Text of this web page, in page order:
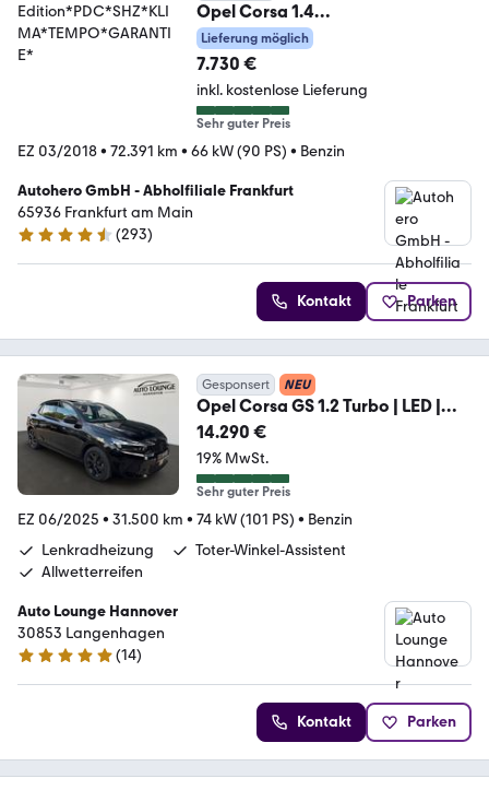
Opel Corsa 1.4
Edition*PDC*SHZ*KLIMA*TEMPO
*GARANTIE*
Lieferung möglich
7.730 €
inkl. kostenlose Lieferung
Sehr guter Preis
EZ 03/2018• 72.391 km • 66 kW (90 PS) • Benzin
Autohero GmbH - Abholfiliale Frankfurt
65936 Frankfurt am Main
4.6 Sterne
(293)
Kontakt Parken
Gesponsert NEU
Opel Corsa GS 1.2 Turbo | LED |
Sitzheizung | CarPlay
14.290 €
19% MwSt.
Sehr guter Preis
EZ 06/2025 • 31.500 km • 74 kW (101 PS) • Benzin
Lenkradheizung
Toter-Winkel-Assistent
Allwetterreifen
Auto Lounge Hannover
30853 Langenhagen
5 Sterne
(14)
Kontakt Parken